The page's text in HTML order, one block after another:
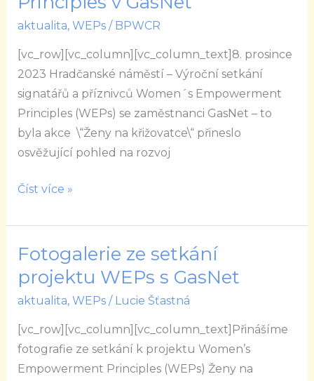
aktualita, WEPs/ BPWCR
[vc_row][vc_column][vc_column_text]8. prosince
2023 Hradčanské náměstí – Výroční setkání
signatářů a příznivců Women´s Empowerment
Principles (WEPs) se zaměstnanci GasNet – to
byla akce \“Ženy na křižovatce\“ přineslo
osvěžující pohled na rozvoj
rok
s
Women\’s
Empowerment
Principles
v
GasNet
Číst více »
Fotogalerie ze setkání
projektu WEPs s GasNet
aktualita, WEPs/ Lucie Šťastná
[vc_row][vc_column][vc_column_text]Přinášíme
fotografie ze setkání k projektu Women’s
Empowerment Principles (WEPs) Ženy na
Fotogalerie
ze
setkání
WEPs
s
GasNet